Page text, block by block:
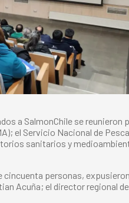
a SalmonChile se
el Servicio Nacional de
sanitarios y
personas,
Acuña; el director regional